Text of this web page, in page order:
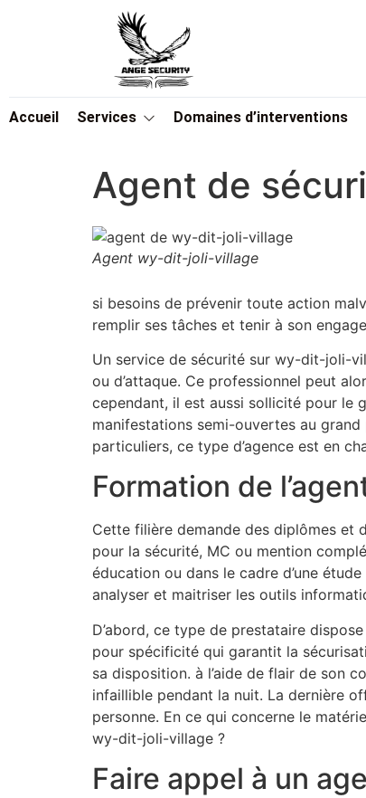
Accueil Services Domaines d’interventions
Agent de
Agent wy-dit-joli-village
si besoins de prévenir toute action
remplir ses tâches et tenir à son
Un service de sécurité sur wy-dit-joli-
ou d’attaque. Ce professionnel peut
cependant, il est aussi sollicité pour le
manifestations semi-ouvertes au
particuliers, ce type d’agence est en
Formation de
Cette filière demande des diplômes et
pour la sécurité, MC ou mention
éducation ou dans le cadre d’une
analyser et maitriser les outils
D’abord, ce type de prestataire
pour spécificité qui garantit la
sa disposition. à l’aide de flair de son
infaillible pendant la nuit. La dernière
personne. En ce qui concerne le
wy-dit-joli-village ?
Faire appel à un